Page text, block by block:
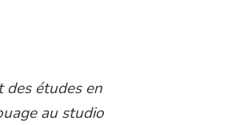
études en
au studio